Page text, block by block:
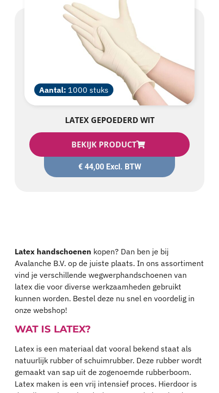
Aantal: 1000 stuks
LATEX GEPOEDERD WIT
BEKIJK PRODUCT
€44,00Excl. BTW
Latex handschoenen kopen? Dan ben je bij
Avalanche B.V. op de juiste plaats. In ons assortiment
vind je verschillende wegwerphandschoenen van
latex die voor diverse werkzaamheden gebruikt
kunnen worden. Bestel deze nu snel en voordelig in
onze webshop!
WAT IS LATEX?
Latex is een materiaal dat vooral bekend staat als
natuurlijk rubber of schuimrubber. Deze rubber wordt
gemaakt van sap uit de zogenoemde rubberboom.
Latex maken is een vrij intensief proces. Hierdoor is